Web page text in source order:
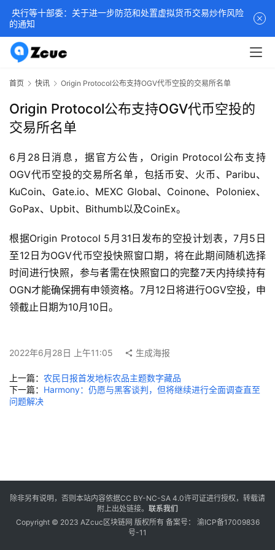
首页 快讯 Origin Protocol公布支持OGV代币空投的交易所名单
Origin Protocol公布支持OGV代币空投的
交易所名单
6月28日消息，据官方公告，Origin Protocol公布支持
OGV代币空投的交易所名单，包括币安、火币、Paribu、
KuCoin、Gate.io、MEXC Global、Coinone、Poloniex、
GoPax、Upbit、Bithumb以及CoinEx。
根据Origin Protocol 5月31日发布的空投计划表，7月5日
至12日为OGV代币空投快照窗口期，将在此期间随机选择
时间进行快照，参与者需在快照窗口的完整7天内持续持有
OGN才能确保拥有申领资格。7月12日将进行OGV空投，申
领截止日期为10月10日。
2022年6月28日 上午11:05 生成海报
上一篇： 农民日报首发地标农品主题数字藏品
下一篇： Harmony：仍愿与黑客谈判，但将继续进行全面调查直至
问题解决
除非另有说明，否则本站内容依据CC BY-NC-SA 4.0许可证进行授权，转载请
附上出处链接。 联系我们
Copyright © 2023 AZcuc区块链网 版权所有 备案号： 渝ICP备17009836
号-11
央行等十部委：关于进一步防范和处置虚拟货币交易炒作风险
的通知